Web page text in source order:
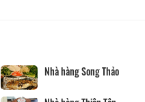
Tàu nhà hàng Sài Gòn